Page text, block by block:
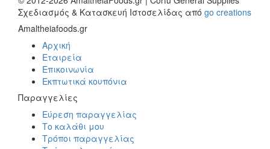
Σχεδιασμός & Κατασκευή Ιστοσελίδας από go creations
Amaltheiafoods.gr
Αρχική
Εταιρεία
Επικοινωνία
Εκπτωτικά κουπόνια
Παραγγελίες
Εύρεση παραγγελίας
Το καλάθι μου
Τρόποι παραγγελίας